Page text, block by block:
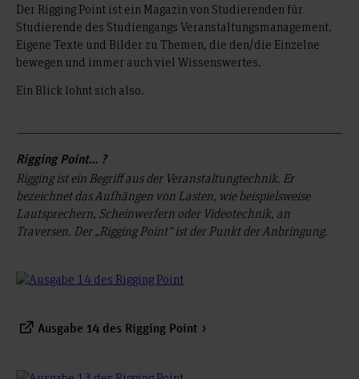
Der Rigging Point ist ein Magazin von Studierenden für
Studierende des Studiengangs Veranstaltungsmanagement.
Eigene Texte und Bilder zu Themen, die den/die Einzelne
bewegen und immer auch viel Wissenswertes.
Ein Blick lohnt sich also.
Rigging Point... ?
Rigging ist ein Begriff aus der Veranstaltungtechnik. Er
bezeichnet das Aufhängen von Lasten, wie beispielsweise
Lautsprechern, Scheinwerfern oder Videotechnik, an
Traversen. Der „Rigging Point“ ist der Punkt der Anbringung.
Ausgabe 14 des Rigging Point